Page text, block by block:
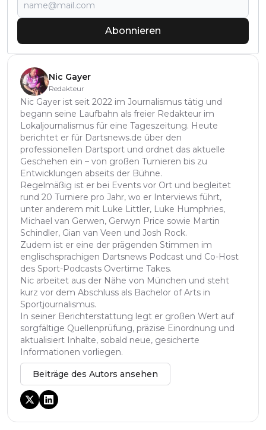
Abonnieren
Nic Gayer
Redakteur
Nic Gayer ist seit 2022 im Journalismus tätig und
begann seine Laufbahn als freier Redakteur im
Lokaljournalismus für eine Tageszeitung. Heute
berichtet er für Dartsnews.de über den
professionellen Dartsport und ordnet das aktuelle
Geschehen ein – von großen Turnieren bis zu
Entwicklungen abseits der Bühne.
Regelmäßig ist er bei Events vor Ort und begleitet
rund 20 Turniere pro Jahr, wo er Interviews führt,
unter anderem mit Luke Littler, Luke Humphries,
Michael van Gerwen, Gerwyn Price sowie Martin
Schindler, Gian van Veen und Josh Rock.
Zudem ist er eine der prägenden Stimmen im
englischsprachigen Dartsnews Podcast und Co-Host
des Sport-Podcasts Overtime Takes.
Nic arbeitet aus der Nähe von München und steht
kurz vor dem Abschluss als Bachelor of Arts in
Sportjournalismus.
In seiner Berichterstattung legt er großen Wert auf
sorgfältige Quellenprüfung, präzise Einordnung und
aktualisiert Inhalte, sobald neue, gesicherte
Informationen vorliegen.
Beiträge des Autors ansehen